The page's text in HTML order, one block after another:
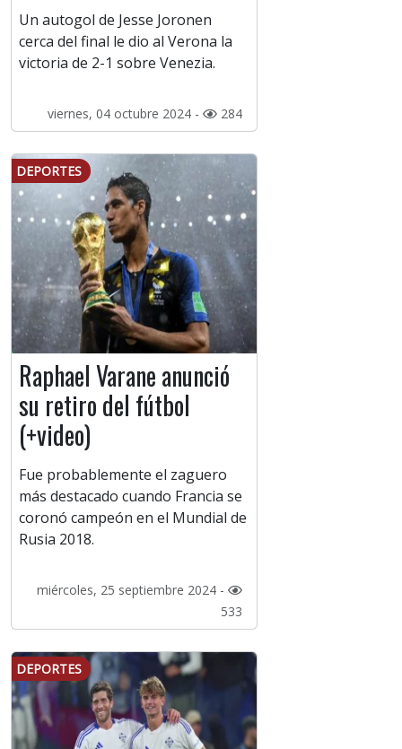
Un autogol de Jesse Joronen
cerca del final le dio al Verona la
victoria de 2-1 sobre Venezia.
viernes, 04 octubre 2024 - 284
DEPORTES
Raphael Varane anunció
su retiro del fútbol
(+video)
Fue probablemente el zaguero
más destacado cuando Francia se
coronó campeón en el Mundial de
Rusia 2018.
miércoles, 25 septiembre 2024 -
533
DEPORTES